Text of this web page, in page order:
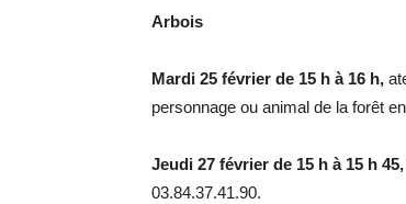
Arbois
Mardi 25 février de 15 h à 16 h,
personnage ou animal de la forêt
Jeudi 27 février de 15 h à 15 h 45,
03.84.37.41.90.